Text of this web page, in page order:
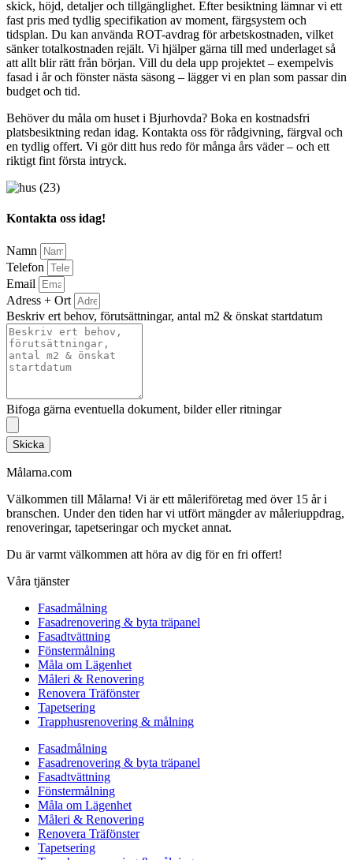
skick, höjd, detaljer och tillgänglighet. Efter besiktning lämnar vi ett
fast pris med tydlig specifikation av moment, färgsystem och
tidsplan. Du kan använda ROT-avdrag för arbetskostnaden, vilket
sänker totalkostnaden rejält. Vi hjälper gärna till med underlaget så
att allt blir rätt från början. Vill du dela upp projektet – exempelvis
fasad i år och fönster nästa säsong – lägger vi en plan som passar din
budget och tid.
Behöver du måla om huset i Bjurhovda? Boka en kostnadsfri
platsbesiktning redan idag. Kontakta oss för rådgivning, färgval och
en tydlig offert. Vi gör ditt hus redo för många års väder – och ett
riktigt fint första intryck.
Kontakta oss idag!
Namn
Telefon
Email
Adress + Ort
Beskriv ert behov, förutsättningar, antal m2 & önskat startdatum
Bifoga gärna eventuella dokument, bilder eller ritningar
Skicka
Målarna.com
Välkommen till Målarna! Vi är ett måleriföretag med över 15 år i
branschen. Under den tiden har vi utfört mängder av måleriuppdrag,
renoveringar, tapetseringar och mycket annat.
Du är varmt välkommen att höra av dig för en fri offert!
Våra tjänster
Fasadmålning
Fasadrenovering & byta träpanel
Fasadtvättning
Fönstermålning
Måla om Lägenhet
Måleri & Renovering
Renovera Träfönster
Tapetsering
Trapphusrenovering & målning
Fasadmålning
Fasadrenovering & byta träpanel
Fasadtvättning
Fönstermålning
Måla om Lägenhet
Måleri & Renovering
Renovera Träfönster
Tapetsering